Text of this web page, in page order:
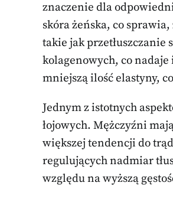
znaczenie dla
skóra żeńska, co
takie jak przetłuszczanie
kolagenowych, co
mniejszą ilość elastyny,
Jednym z istotnych
łojowych. Mężczyźni
większej tendencji do
regulujących nadmiar
względu na wyższą